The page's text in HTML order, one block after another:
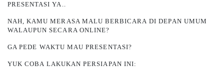
PRESENTASI YA..
NAH, KAMU MERASA MALU BERBICARADI DEPAN UMUM
WALAUPUN SECARA ONLINE?
GA PEDE WAKTU MAU PRESENTASI?
YUK COBA LAKUKAN PERSIAPAN INI: